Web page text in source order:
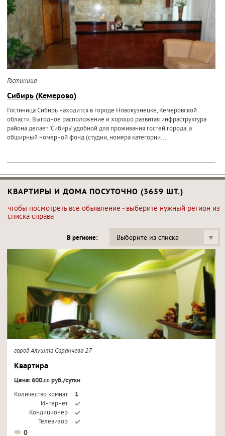
Гостиница
Сибирь (Кемерово)
Гостиница Сибирь находится в городе Новокузнецке, Кемеровской
области. Выгодное расположение и хорошо развитая инфраструктура
района делает "Сибирь" удобной для проживания гостей города, а
обширный номерной фонд (студии, номера категории...
КВАРТИРЫ И ДОМА ПОСУТОЧНО (3659 ШТ.)
чтобы посмотреть все объявление - выберите нужный регион из
списка справа
В регионе: Выберите из списка
город Алушта Саранчева 27
Квартира
Цена: 600.00руб./сутки
Количество комнат
1
Интернет
Кондиционер
Телевизор
0